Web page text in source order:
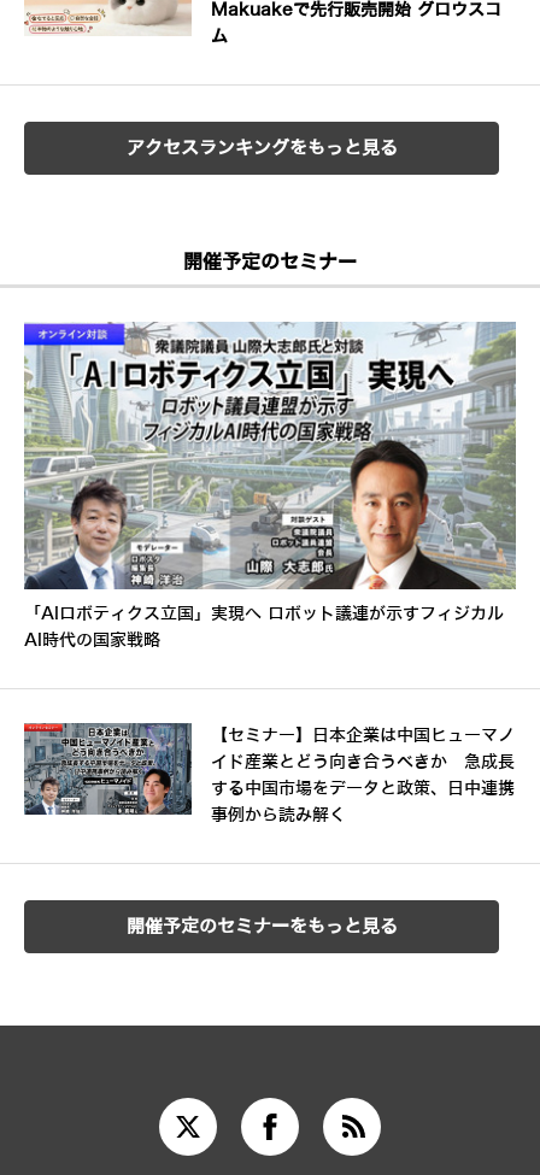
Makuakeで先行販売開始 グロウスコ
ム
アクセスランキングをもっと見る
開催予定のセミナー
「AIロボティクス立国」実現へ ロボット議連が示すフィジカル
AI時代の国家戦略
【セミナー】日本企業は中国ヒューマノ
イド産業とどう向き合うべきか 急成長
する中国市場をデータと政策、日中連携
事例から読み解く
開催予定のセミナーをもっと見る